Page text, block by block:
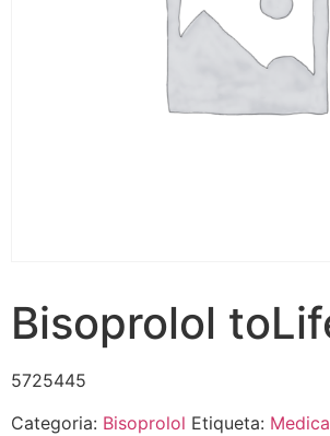
Bisoprolol
5725445
Categoria: Bisoprolol Etiqueta: